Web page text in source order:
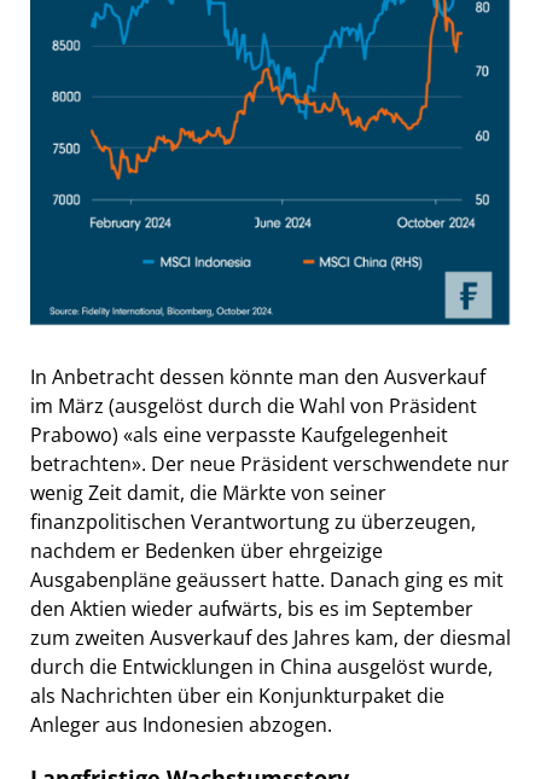
In Anbetracht dessen könnte man den Ausverkauf
im März (ausgelöst durch die Wahl von Präsident
Prabowo) «als eine verpasste Kaufgelegenheit
betrachten». Der neue Präsident verschwendete nur
wenig Zeit damit, die Märkte von seiner
finanzpolitischen Verantwortung zu überzeugen,
nachdem er Bedenken über ehrgeizige
Ausgabenpläne geäussert hatte. Danach ging es mit
den Aktien wieder aufwärts, bis es im September
zum zweiten Ausverkauf des Jahres kam, der diesmal
durch die Entwicklungen in China ausgelöst wurde,
als Nachrichten über ein Konjunkturpaket die
Anleger aus Indonesien abzogen.